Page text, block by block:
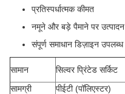
प्रतिस्पर्धात्मक कीमत
नमूने और बड़े पैमाने पर
संपूर्ण समाधान डिज़ाइन उपलब्ध
सामान सिल्वर प्रिंटेड सर्किट
सामग्री
पीईटी (पॉलिएस्टर)